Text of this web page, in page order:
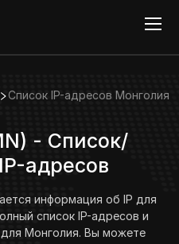
Список IP-адресов Монголия
- Список/
адресов
информация об IP для
список IP-адресов и
Монголия. Вы можете